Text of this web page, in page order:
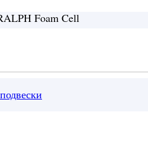
Foam Cell